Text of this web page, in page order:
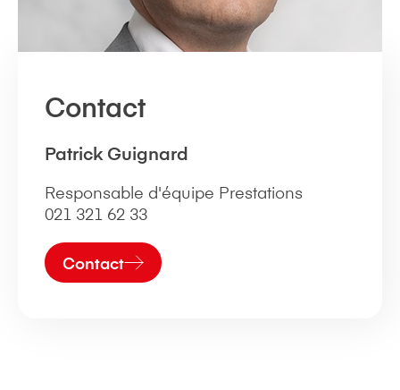
Contact
Patrick Guignard
Responsable d'équipe Prestations
021 321 62 33
Contact